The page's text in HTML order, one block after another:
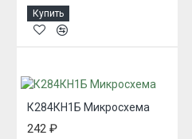
Купить
К284КН1Б Микросхема
242 ₽